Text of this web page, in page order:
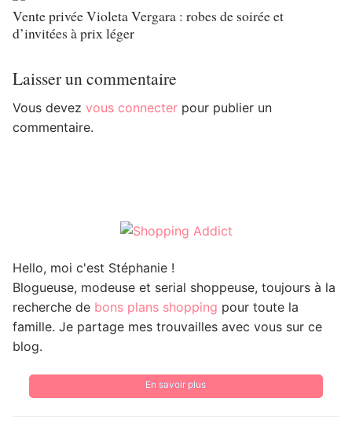
Vente privée Violeta Vergara : robes de soirée et
d’invitées à prix léger
Laisser un commentaire
Vous devez vous connecter pour publier un
commentaire.
Hello, moi c'est Stéphanie !
Blogueuse, modeuse et serial shoppeuse, toujours à la
recherche de bons plans shopping pour toute la
famille. Je partage mes trouvailles avec vous sur ce
blog.
En savoir plus